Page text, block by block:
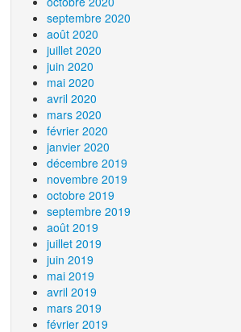
septembre 2020
août 2020
juillet 2020
juin 2020
mai 2020
avril 2020
mars 2020
février 2020
janvier 2020
décembre 2019
novembre 2019
octobre 2019
septembre 2019
août 2019
juillet 2019
juin 2019
mai 2019
avril 2019
mars 2019
février 2019